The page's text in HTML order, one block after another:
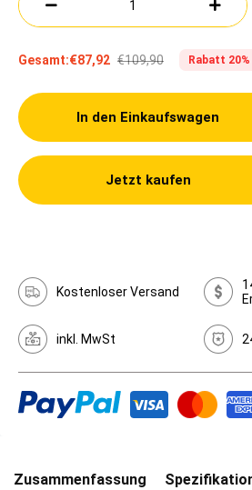
Gesamt:€87,92 €109,90 Rabatt 20%
In den Einkaufswagen
Jetzt kaufen
Kostenloser Versand
inkl. MwSt
Zusammenfassung